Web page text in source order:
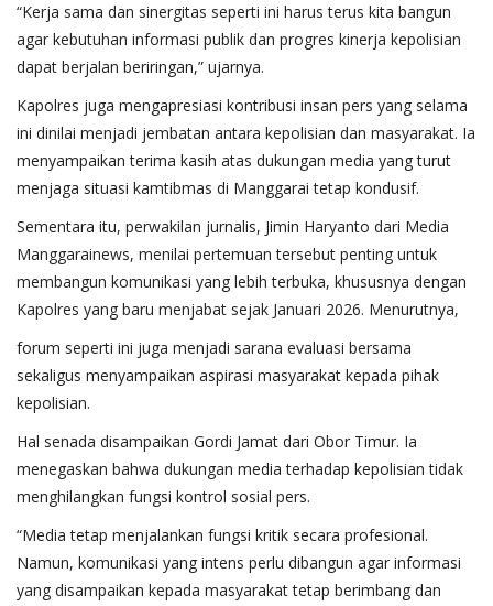
“Kerja sama dan sinergitas seperti ini harus terus kita bangun
agar kebutuhan informasi publik dan progres kinerja kepolisian
dapat berjalan beriringan,” ujarnya.
Kapolres juga mengapresiasi kontribusi insan pers yang selama
ini dinilai menjadi jembatan antara kepolisian dan masyarakat. Ia
menyampaikan terima kasih atas dukungan media yang turut
menjaga situasi kamtibmas di Manggarai tetap kondusif.
Sementara itu, perwakilan jurnalis, Jimin Haryanto dari Media
Manggarainews, menilai pertemuan tersebut penting untuk
membangun komunikasi yang lebih terbuka, khususnya dengan
Kapolres yang baru menjabat sejak Januari 2026. Menurutnya,
forum seperti ini juga menjadi sarana evaluasi bersama
sekaligus menyampaikan aspirasi masyarakat kepada pihak
kepolisian.
Hal senada disampaikan Gordi Jamat dari Obor Timur. Ia
menegaskan bahwa dukungan media terhadap kepolisian tidak
menghilangkan fungsi kontrol sosial pers.
“Media tetap menjalankan fungsi kritik secara profesional.
Namun, komunikasi yang intens perlu dibangun agar informasi
yang disampaikan kepada masyarakat tetap berimbang dan